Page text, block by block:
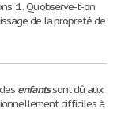
:1. Qu’observe-t-on
de la propreté de
enfantssont dû aux
difficiles à